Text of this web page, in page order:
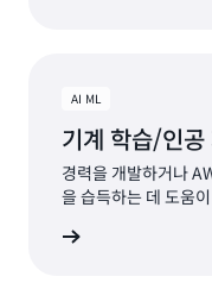
AI ML
기계 학습/인공
경력을 개발하거나
을 습득하는 데 도움